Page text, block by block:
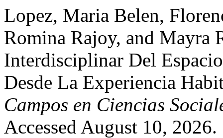
Lopez, Maria Belen,
Romina Rajoy, and Mayra
Interdisciplinar Del
Desde La Experiencia
Campos en Ciencias
Accessed August 10, 2026.